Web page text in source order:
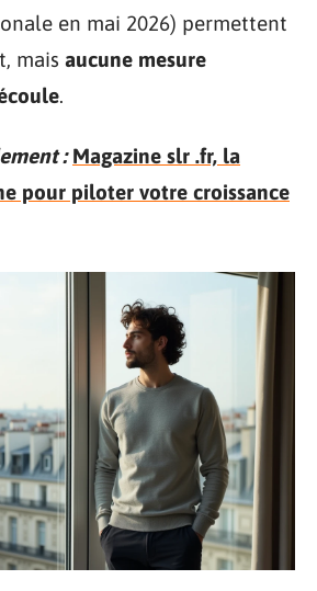
en mai 2026) permettent
mais aucune mesure
.
: Magazine slr .fr, la
pour piloter votre croissance